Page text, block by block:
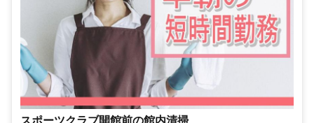
スポーツクラブ開館前の館内清掃